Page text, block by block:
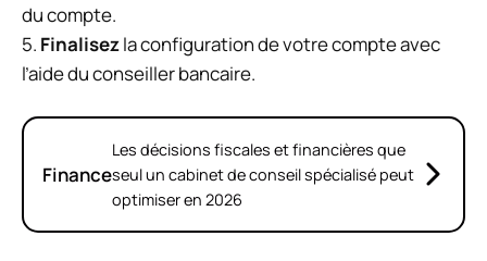
du compte.
5. Finalisezla configuration de votre compte avec
l’aide du conseiller bancaire.
Finance
Les décisions fiscales et financières que
seul un cabinet de conseil spécialisé peut
optimiser en 2026